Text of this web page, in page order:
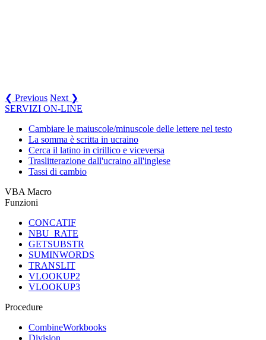
❮ Previous Next ❯
SERVIZI ON-LINE
Cambiare le maiuscole/minuscole delle lettere nel testo
La somma è scritta in ucraino
Cerca il latino in cirillico e viceversa
Traslitterazione dall'ucraino all'inglese
Tassi di cambio
VBA Macro
Funzioni
CONCATIF
NBU_RATE
GETSUBSTR
SUMINWORDS
TRANSLIT
VLOOKUP2
VLOOKUP3
Procedure
CombineWorkbooks